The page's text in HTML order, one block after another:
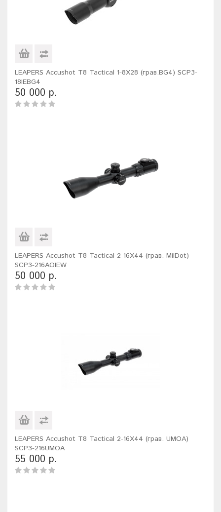
LEAPERS Accushot T8 Tactical 1-8X28 (грав.BG4) SCP3-
18IEBG4
50 000 р.
LEAPERS Accushot T8 Tactical 2-16X44 (грав. MilDot)
SCP3-216AOIEW
50 000 р.
LEAPERS Accushot T8 Tactical 2-16X44 (грав. UMOA)
SCP3-216UMOA
55 000 р.